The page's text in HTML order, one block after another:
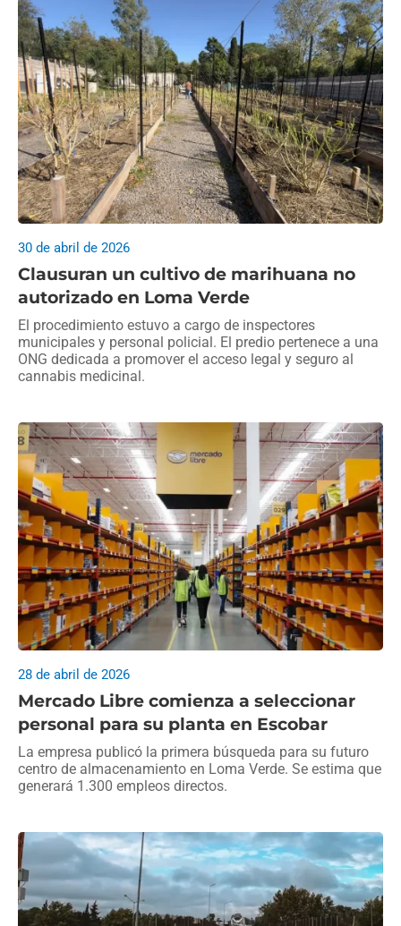
Clausuran un cultivo de marihuana no
autorizado en Loma Verde
30 de abril de 2026
El procedimiento estuvo a cargo de inspectores
municipales y personal policial. El predio pertenece a una
ONG dedicada a promover el acceso legal y seguro al
cannabis medicinal.
Mercado Libre comienza a seleccionar
personal para su planta en Escobar
28 de abril de 2026
La empresa publicó la primera búsqueda para su futuro
centro de almacenamiento en Loma Verde. Se estima que
generará 1.300 empleos directos.